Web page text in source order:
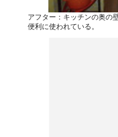
アフター：キッチンの奥の
便利に使われている。